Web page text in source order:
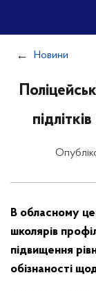
Новини
В обласному
школярів
підвищення
обізнаності